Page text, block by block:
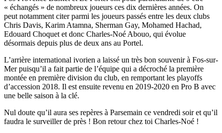
« échangés » de nombreux joueurs ces dix dernières années. On
peut notamment citer parmi les joueurs passés entre les deux clubs
Chris Davis, Karim Atamna, Sherman Gay, Mohamed Hachad,
Edouard Choquet et donc Charles-Noé Abouo, qui évolue
désormais depuis plus de deux ans au Portel.
L’arrière international ivorien a laissé un très bon souvenir à Fos-sur-
Mer puisqu’il a fait partie de l’équipe qui a décroché la première
montée en première division du club, en remportant les playoffs
d’accession 2018. Il est ensuite revenu en 2019-2020 en Pro B avec
une belle saison à la clé.
Nul doute qu’il aura ses repères à Parsemain ce vendredi soir et qu’il
faudra le surveiller de près ! Bon retour chez toi Charles-Noé !